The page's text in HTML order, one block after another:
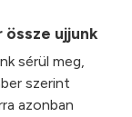
ujjunk
sérül meg,
szerint
azonban